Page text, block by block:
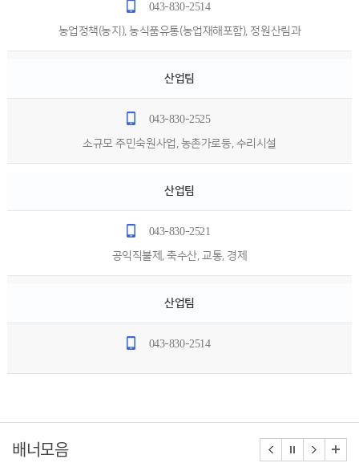
043-830-2514
농업정책(농지), 농식품유통(농업재해포함), 정원산림과
산업팀
043-830-2525
소규모 주민숙원사업, 농촌가로등, 수리시설
산업팀
043-830-2521
공익직불제, 축수산, 교통, 경제
산업팀
043-830-2514
배너모음